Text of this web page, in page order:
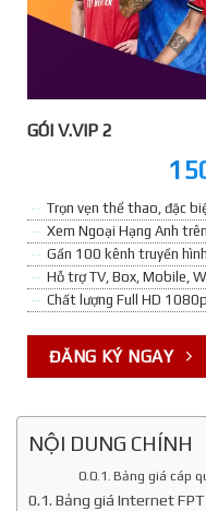
GÓI V.VIP 2
Trọn vẹn thể thao, đặc
Xem Ngoại Hạng Anh
Gần 100 kênh truyền
Hỗ trợ TV, Box, Mobile,
Chất lượng Full HD
ĐĂNG KÝ NGAY
NỘI DUNG CHÍNH
Bảng giá cáp
Bảng giá Internet